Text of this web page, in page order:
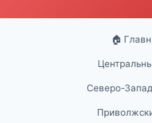
🏠
Северо-